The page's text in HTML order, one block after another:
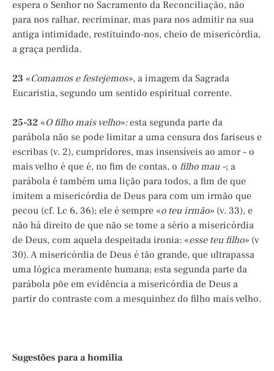
espera o Senhor no Sacramento da Reconciliação, não
para nos ralhar, recriminar, mas para nos admitir na sua
antiga intimidade, restituindo-nos, cheio de misericórdia,
a graça perdida.
23 «Comamos e festejemos», a imagem da Sagrada
Eucaristia, segundo um sentido espiritual corrente.
25-32 «O filho mais velho»: esta segunda parte da
parábola não se pode limitar a uma censura dos fariseus e
escribas (v. 2), cumpridores, mas insensíveis ao amor – o
mais velho é que é, no fim de contas, o filho mau –; a
parábola é também uma lição para todos, a fim de que
imitem a misericórdia de Deus para com um irmão que
pecou (cf. Lc 6, 36); ele é sempre «o teu irmão» (v. 33), e
não há direito de que não se tome a sério a misericórdia
de Deus, com aquela despeitada ironia: «esse teu filho» (v
30). A misericórdia de Deus é tão grande, que ultrapassa
uma lógica meramente humana; esta segunda parte da
parábola põe em evidência a misericórdia de Deus a
partir do contraste com a mesquinhez do filho mais velho.
Sugestões para a homilia